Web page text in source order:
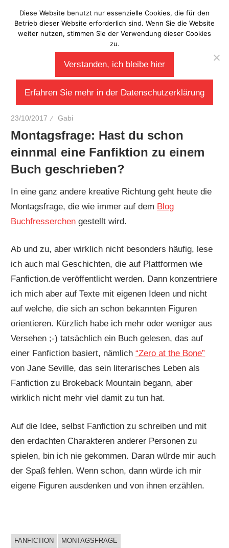
Inhalt
springen
Laberladen
23/10/2017 Gabi
Montagsfrage: Hast du schon
einnmal eine Fanfiktion zu einem
Buch geschrieben?
In eine ganz andere kreative Richtung geht heute die
Montagsfrage, die wie immer auf dem Blog
Buchfresserchen gestellt wird.
Ab und zu, aber wirklich nicht besonders häufig, lese
ich auch mal Geschichten, die auf Plattformen wie
Fanfiction.de veröffentlicht werden. Dann konzentriere
ich mich aber auf Texte mit eigenen Ideen und nicht
auf welche, die sich an schon bekannten Figuren
orientieren. Kürzlich habe ich mehr oder weniger aus
Versehen ;-) tatsächlich ein Buch gelesen, das auf
einer Fanfiction basiert, nämlich“Zero at the Bone”
von Jane Seville, das sein literarisches Leben als
Fanfiction zu Brokeback Mountain begann, aber
wirklich nicht mehr viel damit zu tun hat.
Auf die Idee, selbst Fanfiction zu schreiben und mit
den erdachten Charakteren anderer Personen zu
spielen, bin ich nie gekommen. Daran würde mir auch
der Spaß fehlen. Wenn schon, dann würde ich mir
eigene Figuren ausdenken und von ihnen erzählen.
BUCHIGES
FANFICTION MONTAGSFRAGE
Diese Website benutzt nur essenzielle Cookies, die für den
Betrieb dieser Website erforderlich sind. Wenn Sie die Website
weiter nutzen, stimmen Sie der Verwendung dieser Cookies
zu.
Verstanden, ich bleibe hier
Erfahren Sie mehr in der Datenschutzerklärung